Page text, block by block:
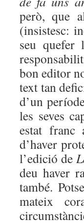
però, que
(insistesc:
seu quefer
bon editor
text tan
d’un
les seves
estat franc
d’haver
l’edició de
deu haver
també.
mateix